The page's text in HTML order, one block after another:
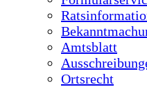
Amtsblatt
Ortsrecht